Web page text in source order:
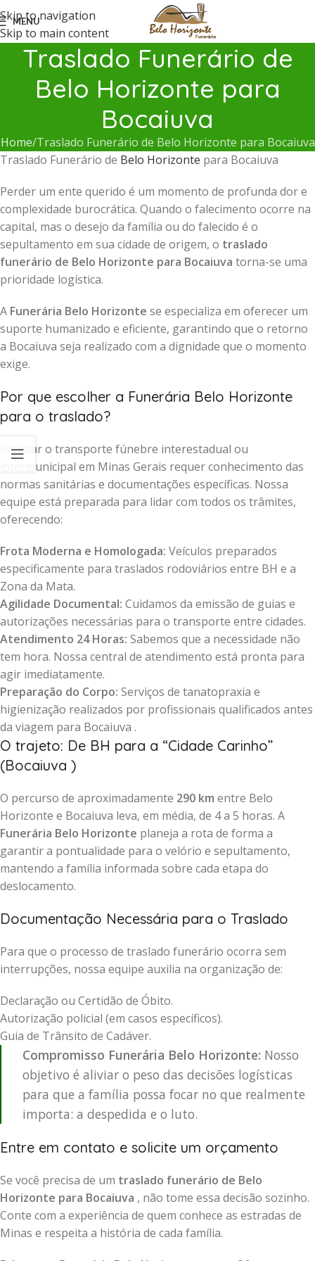
Skip to navigation
Skip to main content
MENU
Traslado Funerário de
Belo Horizonte para
Bocaiuva
Home Traslado Funerário de Belo Horizonte para Bocaiuva
Traslado Funerário de Belo Horizonte para Bocaiuva
Perder um ente querido é um momento de profunda dor e
complexidade burocrática. Quando o falecimento ocorre na
capital, mas o desejo da família ou do falecido é o
sepultamento em sua cidade de origem, o traslado
funerário de Belo Horizonte para Bocaiuva torna-se uma
prioridade logística.
A Funerária Belo Horizonte se especializa em oferecer um
suporte humanizado e eficiente, garantindo que o retorno
a Bocaiuva seja realizado com a dignidade que o momento
exige.
Por que escolher a Funerária Belo Horizonte
para o traslado?
Realizar o transporte fúnebre interestadual ou
intermunicipal em Minas Gerais requer conhecimento das
normas sanitárias e documentações específicas. Nossa
equipe está preparada para lidar com todos os trâmites,
oferecendo:
Frota Moderna e Homologada: Veículos preparados
especificamente para traslados rodoviários entre BH e a
Zona da Mata.
Agilidade Documental: Cuidamos da emissão de guias e
autorizações necessárias para o transporte entre cidades.
Atendimento 24 Horas: Sabemos que a necessidade não
tem hora. Nossa central de atendimento está pronta para
agir imediatamente.
Preparação do Corpo: Serviços de tanatopraxia e
higienização realizados por profissionais qualificados antes
da viagem para Bocaiuva .
O trajeto: De BH para a “Cidade Carinho”
(Bocaiuva )
O percurso de aproximadamente 290 km entre Belo
Horizonte e Bocaiuva leva, em média, de 4 a 5 horas. A
Funerária Belo Horizonte planeja a rota de forma a
garantir a pontualidade para o velório e sepultamento,
mantendo a família informada sobre cada etapa do
deslocamento.
Documentação Necessária para o Traslado
Para que o processo de traslado funerário ocorra sem
interrupções, nossa equipe auxilia na organização de:
Declaração ou Certidão de Óbito.
Autorização policial (em casos específicos).
Guia de Trânsito de Cadáver.
Compromisso Funerária Belo Horizonte: Nosso
objetivo é aliviar o peso das decisões logísticas
para que a família possa focar no que realmente
importa: a despedida e o luto.
Entre em contato e solicite um orçamento
Se você precisa de um traslado funerário de Belo
Horizonte para Bocaiuva , não tome essa decisão sozinho.
Conte com a experiência de quem conhece as estradas de
Minas e respeita a história de cada família.